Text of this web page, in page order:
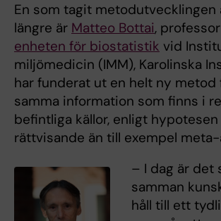
En som tagit metodutvecklingen
längre är Matteo Bottai,
enheten för biostatistik vid
miljömedicin (IMM), Karolinska
har funderat ut en helt ny metod
samma information som finns i
befintliga källor, enligt
rättvisande än till exempel meta-
– I dag är det
samman
håll till ett